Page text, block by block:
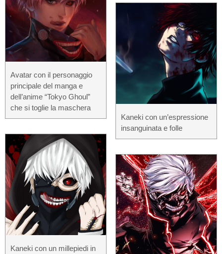
Avatar con il personaggio
principale del manga e
dell’anime “Tokyo Ghoul”
che si toglie la maschera
Kaneki con un millepiedi in
Kaneki con un’espressione
insanguinata e folle